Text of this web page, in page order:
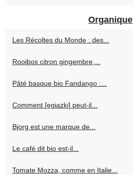
Organique
Les Récoltes du Monde : des...
Rooibos citron gingembre,...
Pâté basque bio Fandango :...
Comment [egiazki] peut-il...
Bjorg est une marque de...
Le café dit bio est-il...
Tomate Mozza, comme en Italie...